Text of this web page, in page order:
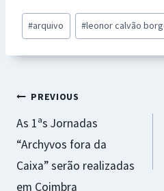
b
o
o
at
sA
p
se
n
ge
er
es
t
l
Post
Tags:
#arquivo #leonor calvão
Navegação
de
artigos
PREVIOUS
As 1ªs Jornadas
“Archyvos fora da
Caixa” serão realizadas
em Coimbra